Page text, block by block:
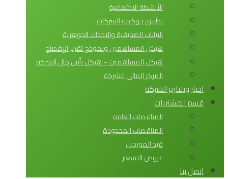
الأنشطة الاجتماعية
تطبيق حوكمة الشركات
البيانات الصحيفية والاحداث الجوهرية
هيكل المساهمين ونموذج تقرير الإفصاح
هيكل المساهمين – هيكل رأس مال الشركة
المركز المالى للشركة
اخبار وتقارير الشركة
قسم المشتريات
المناقصات العامة
المناقصات المحدودة
قيد الموردين
عروض الاسعار
اتصل بنا